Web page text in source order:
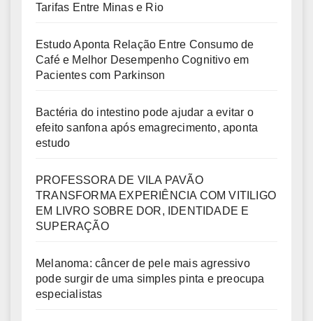
Tarifas Entre Minas e Rio
Estudo Aponta Relação Entre Consumo de
Café e Melhor Desempenho Cognitivo em
Pacientes com Parkinson
Bactéria do intestino pode ajudar a evitar o
efeito sanfona após emagrecimento, aponta
estudo
PROFESSORA DE VILA PAVÃO
TRANSFORMA EXPERIÊNCIA COM VITILIGO
EM LIVRO SOBRE DOR, IDENTIDADE E
SUPERAÇÃO
Melanoma: câncer de pele mais agressivo
pode surgir de uma simples pinta e preocupa
especialistas